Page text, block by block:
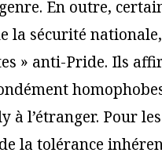
En outre,
la sécurité
» anti-Pride. Ils
à l’étranger. Pour
la tolérance